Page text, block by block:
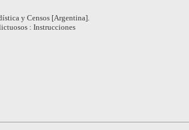
y Censos [Argentina].
: Instrucciones